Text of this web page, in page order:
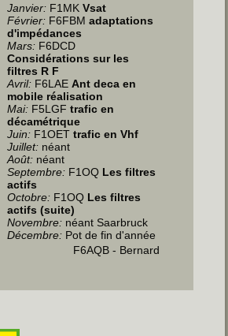
Janvier: F1MKVsat
Février: F6FBMadaptations
d'impédances
Mars: F6DCD
Considérations sur les
filtres R F
Avril: F6LAEAnt deca en
mobile réalisation
Mai: F5LGFtrafic en
décamétrique
Juin: F1OETtrafic en Vhf
Juillet: néant
Août: néant
Septembre: F1OQ Les filtres
actifs
Octobre: F1OQ Les filtres
actifs (suite)
Novembre: néant Saarbruck
Décembre: Pot de fin d'année
F6AQB - Bernard